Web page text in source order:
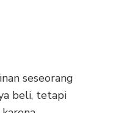
seseorang
beli, tetapi